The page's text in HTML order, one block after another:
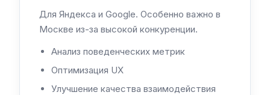
Для Яндекса и Google. Особенно важно в
Москве из-за высокой конкуренции.
Анализ поведенческих метрик
Оптимизация UX
Улучшение качества взаимодействия